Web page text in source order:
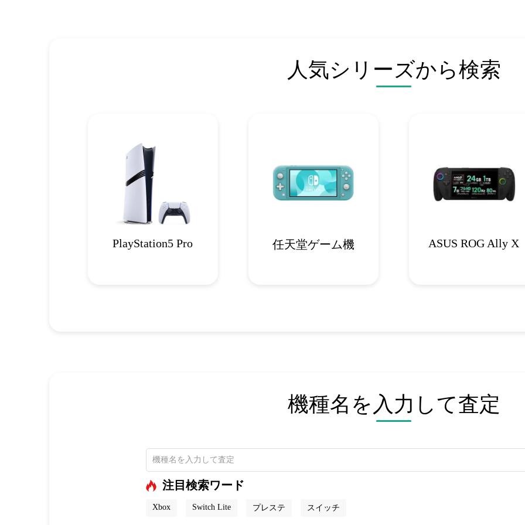
人気シリーズから検索
PlayStation5 Pro 任天堂ゲーム機 ASUS ROG Ally X
機種名を入力して査定
注目検索ワード
Xbox Switch Lite プレステ スイッチ